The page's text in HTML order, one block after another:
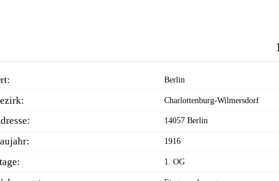
Berlin
Charlottenburg-Wilmersdorf
14057 Berlin
1916
1. OG